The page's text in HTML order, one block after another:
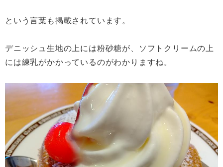
という言葉も掲載されています。
デニッシュ生地の上には粉砂糖が、ソフトクリームの上
には練乳がかかっているのがわかりますね。